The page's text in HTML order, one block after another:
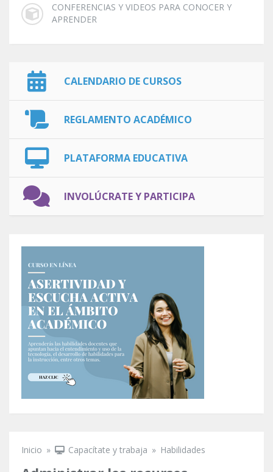
CONFERENCIAS Y VIDEOS PARA CONOCER Y
APRENDER
CALENDARIO DE CURSOS
REGLAMENTO ACADÉMICO
PLATAFORMA EDUCATIVA
INVOLÚCRATE Y PARTICIPA
Se encuentra usted aquí
Inicio » Capacítate y trabaja » Habilidades